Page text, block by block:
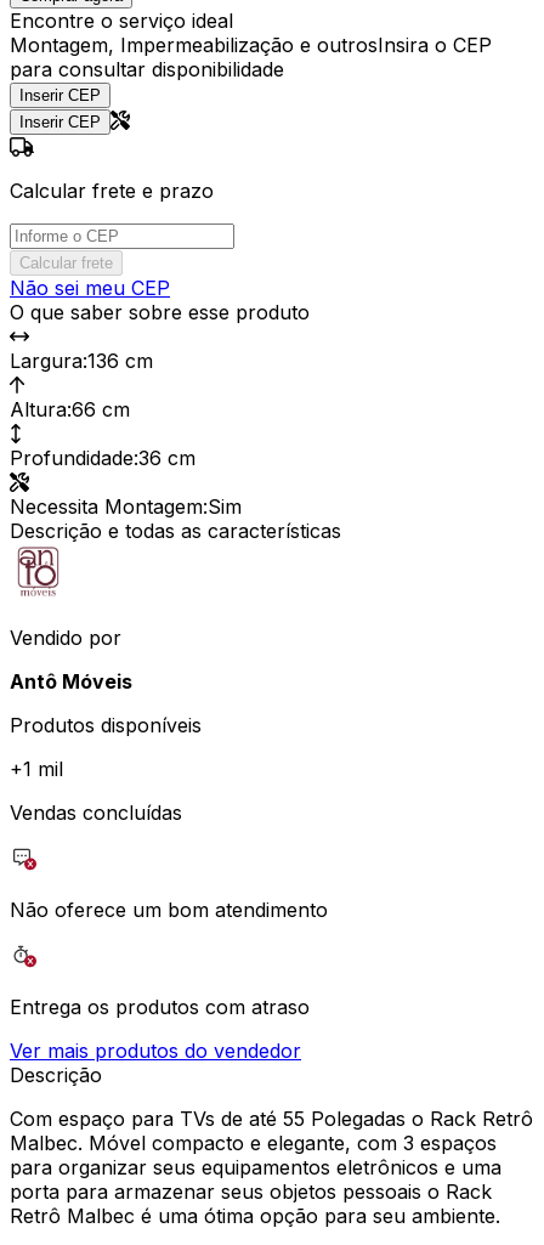
Encontre o serviço ideal
Montagem, Impermeabilização e outrosInsira o CEP
para consultar disponibilidade
Inserir CEP
Inserir CEP
Calcular frete e prazo
Calcular frete
Não sei meu CEP
O que saber sobre esse produto
Largura:136 cm
Altura:66 cm
Profundidade:36 cm
Necessita Montagem:Sim
Descrição e todas as características
Vendido por
Antô Móveis
Produtos disponíveis
+1 mil
Vendas concluídas
Não oferece um bom atendimento
Entrega os produtos com atraso
Ver mais produtos do vendedor
Descrição
Com espaço para TVs de até 55 Polegadas o Rack Retrô
Malbec. Móvel compacto e elegante, com 3 espaços
para organizar seus equipamentos eletrônicos e uma
porta para armazenar seus objetos pessoais o Rack
Retrô Malbec é uma ótima opção para seu ambiente.